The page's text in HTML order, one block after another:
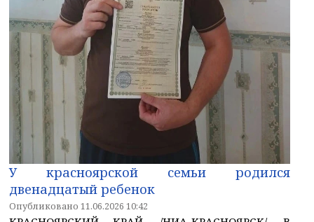
У красноярской семьи родился
двенадцатый ребенок
Опубликовано 11.06.2026 10:42